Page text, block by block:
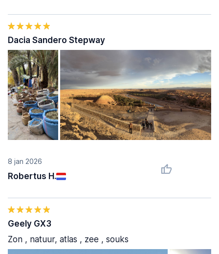
8 jan 2026
Robertus H.
Dacia Sandero Stepway
Geely GX3
Zon , natuur, atlas , zee , souks